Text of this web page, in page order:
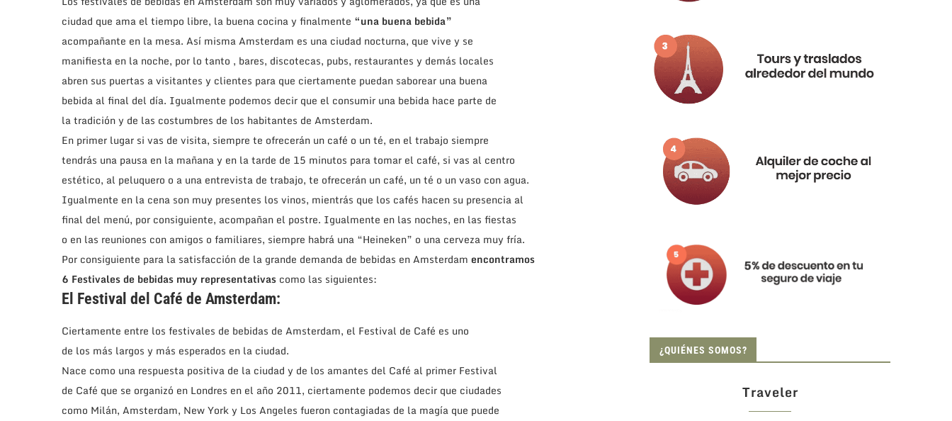
ciudad que ama el tiempo libre, la buena cocina y finalmente “una buena bebida”
acompañante en la mesa. Así misma Amsterdam es una ciudad nocturna, que vive y se
manifiesta en la noche, por lo tanto , bares, discotecas, pubs, restaurantes y demás locales
abren sus puertas a visitantes y clientes para que ciertamente puedan saborear una buena
bebida al final del día. Igualmente podemos decir que el consumir una bebida hace parte de
la tradición y de las costumbres de los habitantes de Amsterdam.
En primer lugar si vas de visita, siempre te ofrecerán un café o un té, en el trabajo siempre
tendrás una pausa en la mañana y en la tarde de 15 minutos para tomar el café, si vas al centro
estético, al peluquero o a una entrevista de trabajo, te ofrecerán un café, un té o un vaso con agua.
Igualmente en la cena son muy presentes los vinos, mientrás que los cafés hacen su presencia al
final del menú, por consiguiente, acompañan el postre. Igualmente en las noches, en las fiestas
o en las reuniones con amigos o familiares, siempre habrá una “Heineken” o una cerveza muy fría.
Por consiguiente para la satisfacción de la grande demanda de bebidas en Amsterdam encontramos
6 Festivalesde bebidas muy representativas como las siguientes:
El Festival del Café de Amsterdam:
Ciertamente entre los festivales de bebidas de Amsterdam, el Festival de Café es uno
de los más largos y más esperados en la ciudad.
Nace como una respuesta positiva de la ciudad y de los amantes del Café al primer Festival
de Café que se organizó en Londres en el año 2011, ciertamente podemos decir que ciudades
como Milán, Amsterdam, New York y Los Angeles fueron contagiadas de la magía que puede
¿QUIÉNES SOMOS?
Traveler